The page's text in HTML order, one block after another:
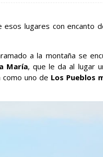
lugares con encanto
a la montaña se
María, que le da al lugar
uno de Los Pueblos